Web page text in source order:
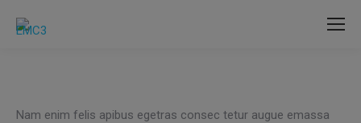
Nam enim felis apibus egetras consec tetur augue emassa